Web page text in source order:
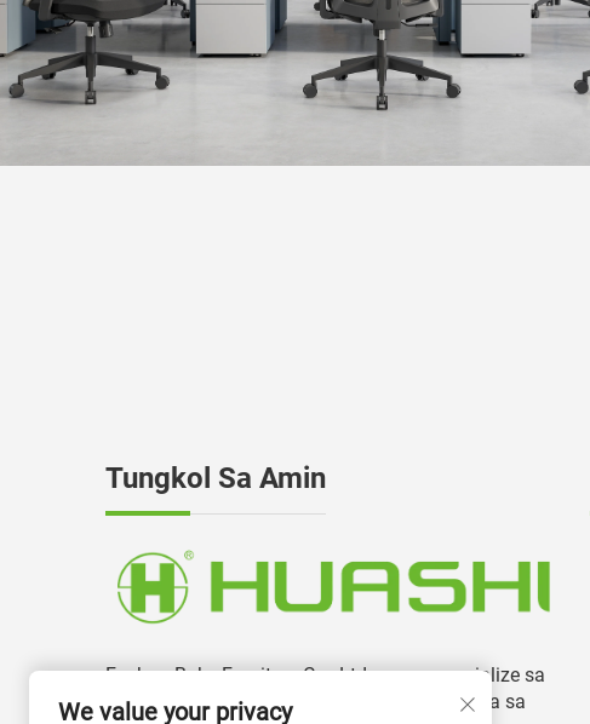
Tungkol Sa Amin
Foshan Boke Furniture Co., Ltd ay nag-specialize sa
paggawa at pagbuo ng mga upuan sa opisina sa
We value your privacy